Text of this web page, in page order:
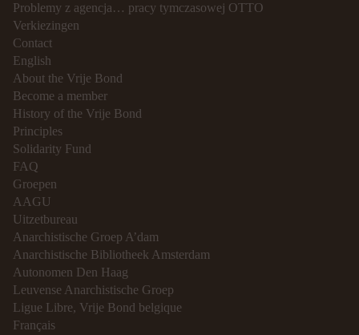
Problemy z agencja… pracy tymczasowej OTTO
Verkiezingen
Contact
English
About the Vrije Bond
Become a member
History of the Vrije Bond
Principles
Solidarity Fund
FAQ
Groepen
AAGU
Uitzetbureau
Anarchistische Groep A’dam
Anarchistische Bibliotheek Amsterdam
Autonomen Den Haag
Leuvense Anarchistische Groep
Ligue Libre, Vrije Bond belgique
Français